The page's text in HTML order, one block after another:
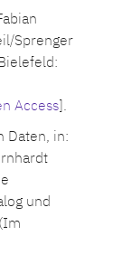
Sprenger
Access].
Daten, in:
und